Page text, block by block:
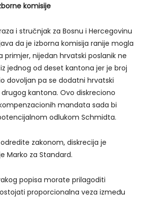
komisije
i stručnjak za Bosnu i Hercegovinu
da je izborna komisija ranije mogla
primjer, nijedan hrvatski poslanik ne
jednog od deset kantona jer je broj
dovoljan pa se dodatni hrvatski
kantona. Ovo diskreciono
mandata sada bi
odlukom Schmidta.
zakonom, diskrecija je
Marko za Standard.
popisa morate prilagoditi
proporcionalna veza između